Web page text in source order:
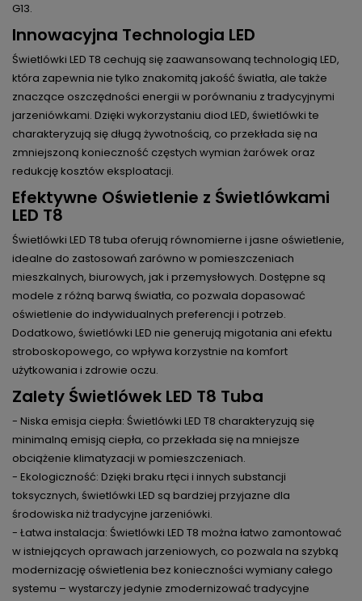
G13.
Innowacyjna Technologia LED
Świetlówki LED T8 cechują się zaawansowaną technologią LED,
która zapewnia nie tylko znakomitą jakość światła, ale także
znaczące oszczędności energii w porównaniu z tradycyjnymi
jarzeniówkami. Dzięki wykorzystaniu diod LED, świetlówki te
charakteryzują się długą żywotnością, co przekłada się na
zmniejszoną konieczność częstych wymian żarówek oraz
redukcję kosztów eksploatacji.
Efektywne Oświetlenie z Świetlówkami
LED T8
Świetlówki LED T8 tuba oferują równomierne i jasne oświetlenie,
idealne do zastosowań zarówno w pomieszczeniach
mieszkalnych, biurowych, jak i przemysłowych. Dostępne są
modele z różną barwą światła, co pozwala dopasować
oświetlenie do indywidualnych preferencji i potrzeb.
Dodatkowo, świetlówki LED nie generują migotania ani efektu
stroboskopowego, co wpływa korzystnie na komfort
użytkowania i zdrowie oczu.
Zalety Świetlówek LED T8 Tuba
- Niska emisja ciepła: Świetlówki LED T8 charakteryzują się
minimalną emisją ciepła, co przekłada się na mniejsze
obciążenie klimatyzacji w pomieszczeniach.
- Ekologiczność: Dzięki braku rtęci i innych substancji
toksycznych, świetlówki LED są bardziej przyjazne dla
środowiska niż tradycyjne jarzeniówki.
- Łatwa instalacja: Świetlówki LED T8 można łatwo zamontować
w istniejących oprawach jarzeniowych, co pozwala na szybką
modernizację oświetlenia bez konieczności wymiany całego
systemu – wystarczy jedynie zmodernizować tradycyjne